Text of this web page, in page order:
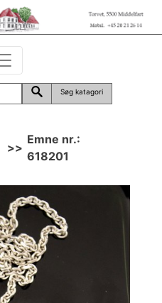
Søg katagori
>>
Emne nr.:
618201